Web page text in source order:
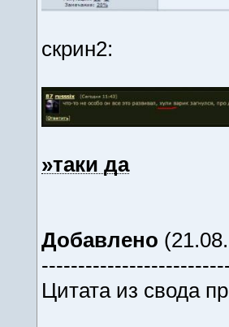
скрин2:
»таки да
Добавлено
Цитата из свода